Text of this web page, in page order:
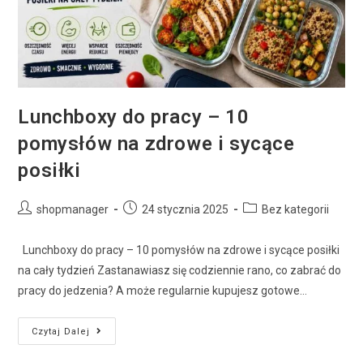
Lunchboxy do pracy – 10
pomysłów na zdrowe i sycące
posiłki
shopmanager 24 stycznia 2025 Bez kategorii
Lunchboxy do pracy – 10 pomysłów na zdrowe i sycące posiłki
na cały tydzień Zastanawiasz się codziennie rano, co zabrać do
pracy do jedzenia? A może regularnie kupujesz gotowe…
Czytaj Dalej